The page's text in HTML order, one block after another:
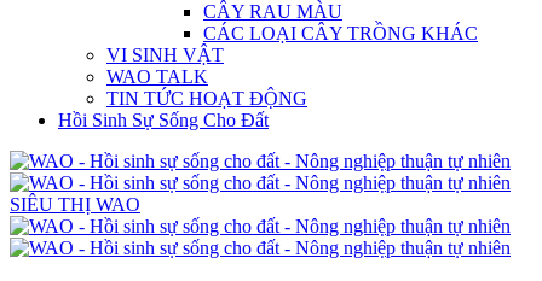
CÂY RAU MÀU
CÁC LOẠI CÂY TRỒNG KHÁC
VI SINH VẬT
WAO TALK
TIN TỨC HOẠT ĐỘNG
Hồi Sinh Sự Sống Cho Đất
SIÊU THỊ WAO